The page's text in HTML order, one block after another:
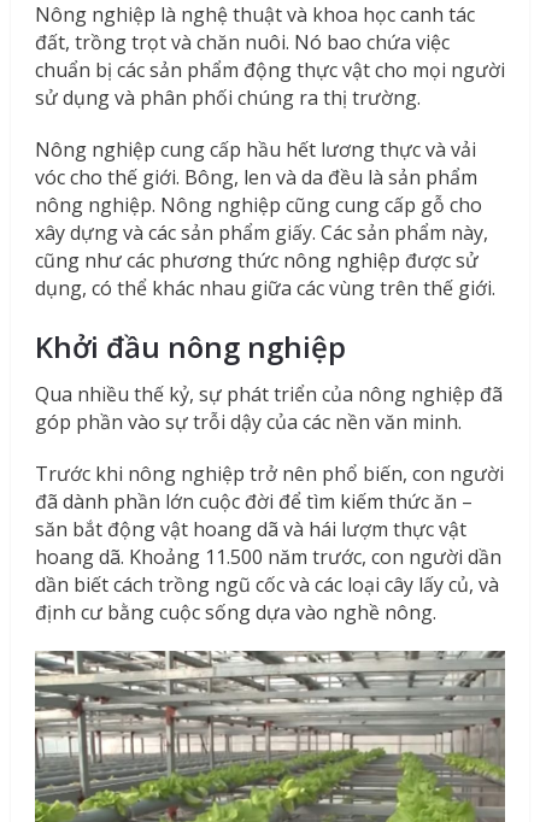
Nông nghiệp là nghệ thuật và khoa học canh tác
đất, trồng trọt và chăn nuôi. Nó bao chứa việc
chuẩn bị các sản phẩm động thực vật cho mọi người
sử dụng và phân phối chúng ra thị trường.
Nông nghiệp cung cấp hầu hết lương thực và vải
vóc cho thế giới. Bông, len và da đều là sản phẩm
nông nghiệp. Nông nghiệp cũng cung cấp gỗ cho
xây dựng và các sản phẩm giấy. Các sản phẩm này,
cũng như các phương thức nông nghiệp được sử
dụng, có thể khác nhau giữa các vùng trên thế giới.
Khởi đầu nông nghiệp
Qua nhiều thế kỷ, sự phát triển của nông nghiệp đã
góp phần vào sự trỗi dậy của các nền văn minh.
Trước khi nông nghiệp trở nên phổ biến, con người
đã dành phần lớn cuộc đời để tìm kiếm thức ăn –
săn bắt động vật hoang dã và hái lượm thực vật
hoang dã. Khoảng 11.500 năm trước, con người dần
dần biết cách trồng ngũ cốc và các loại cây lấy củ, và
định cư bằng cuộc sống dựa vào nghề nông.